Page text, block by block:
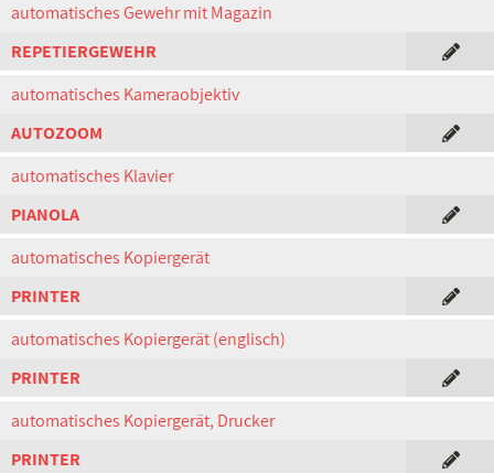
automatisches Gewehr mit Magazin
REPETIERGEWEHR
automatisches Kameraobjektiv
AUTOZOOM
automatisches Klavier
PIANOLA
automatisches Kopiergerät
PRINTER
automatisches Kopiergerät (englisch)
PRINTER
automatisches Kopiergerät, Drucker
PRINTER